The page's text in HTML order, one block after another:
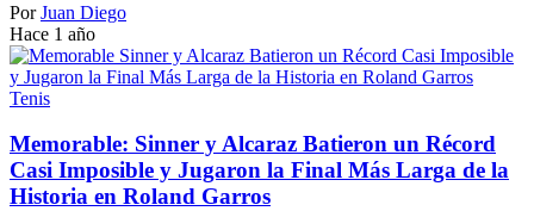
Por Juan Diego
Hace 1 año
Tenis
Memorable: Sinner y Alcaraz Batieron un Récord
Casi Imposible y Jugaron la Final Más Larga de la
Historia en Roland Garros